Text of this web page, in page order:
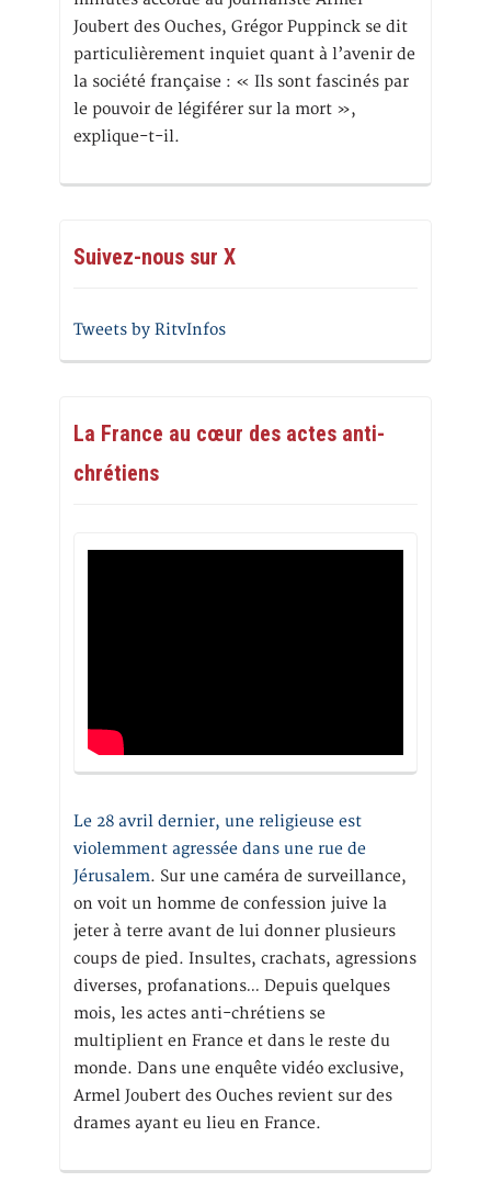
Joubert des Ouches, Grégor Puppinck se dit
particulièrement inquiet quant à l’avenir de
la société française : « Ils sont fascinés par
le pouvoir de légiférer sur la mort »,
explique-t-il.
Suivez-nous sur X
Tweets by RitvInfos
La France au cœur des actes anti-
chrétiens
Le 28 avril dernier, une religieuse est
violemment agressée dans une rue de
Jérusalem. Sur une caméra de surveillance,
on voit un homme de confession juive la
jeter à terre avant de lui donner plusieurs
coups de pied. Insultes, crachats, agressions
diverses, profanations… Depuis quelques
mois, les actes anti-chrétiens se
multiplient en France et dans le reste du
monde. Dans une enquête vidéo exclusive,
Armel Joubert des Ouches revient sur des
drames ayant eu lieu en France.